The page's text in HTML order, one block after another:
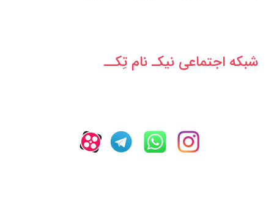
شبکه‌ اجتماعی نیکـ نام تِکــ